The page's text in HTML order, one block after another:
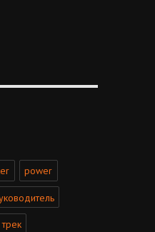
power
трек